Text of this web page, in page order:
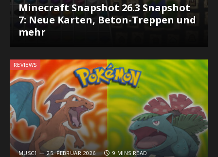
Minecraft Snapshot 26.3 Snapshot
7: Neue Karten, Beton-Treppen und
mehr
REVIEWS
MUSC1 25. FEBRUAR 2026 9 MINS READ